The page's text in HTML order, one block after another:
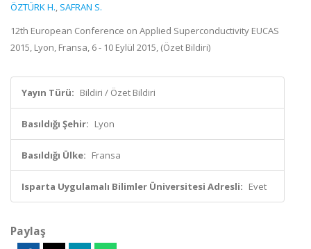
ÖZTÜRK H., SAFRAN S.
12th European Conference on Applied Superconductivity EUCAS
2015, Lyon, Fransa, 6 - 10 Eylül 2015, (Özet Bildiri)
Yayın Türü: Bildiri / Özet Bildiri
Basıldığı Şehir: Lyon
Basıldığı Ülke: Fransa
Isparta Uygulamalı Bilimler Üniversitesi Adresli: Evet
Paylaş